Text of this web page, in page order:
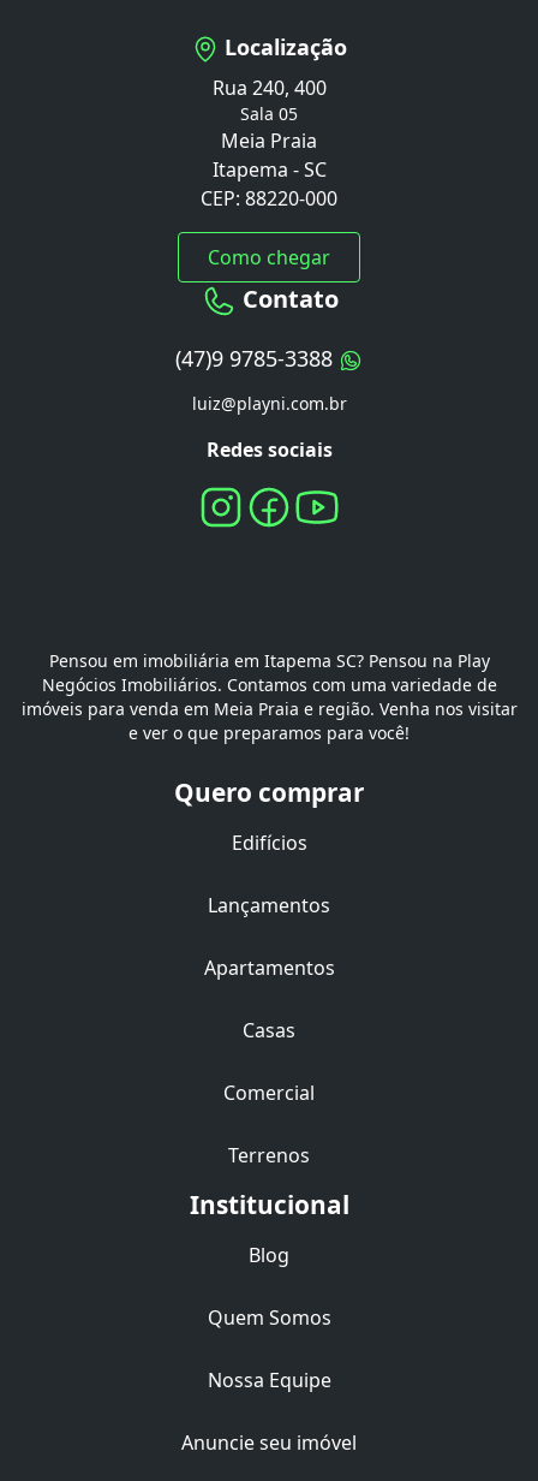
Localização
Rua 240, 400
Sala 05
Meia Praia
Itapema - SC
CEP: 88220-000
Como chegar
Contato
(47)9 9785-3388
luiz@playni.com.br
Redes sociais
Pensou em imobiliária em Itapema SC? Pensou na Play
Negócios Imobiliários. Contamos com uma variedade de
imóveis para venda em Meia Praia e região. Venha nos visitar
e ver o que preparamos para você!
Quero comprar
Edifícios
Lançamentos
Apartamentos
Casas
Comercial
Terrenos
Institucional
Blog
Quem Somos
Nossa Equipe
Anuncie seu imóvel